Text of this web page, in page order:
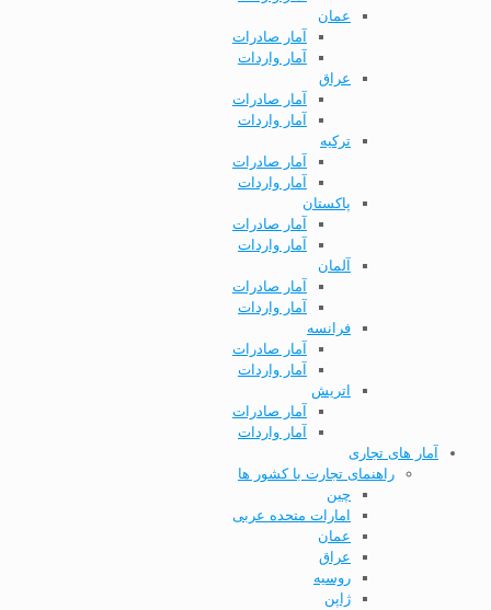
عمان
آمار صادرات
آمار واردات
عراق
آمار صادرات
آمار واردات
ترکیه
آمار صادرات
آمار واردات
پاکستان
آمار صادرات
آمار واردات
آلمان
آمار صادرات
آمار واردات
فرانسه
آمار صادرات
آمار واردات
اتریش
آمار صادرات
آمار واردات
آمار های تجاری
راهنمای تجارت با کشور ها
چین
امارات متحده عربی
عمان
عراق
روسیه
ژاپن